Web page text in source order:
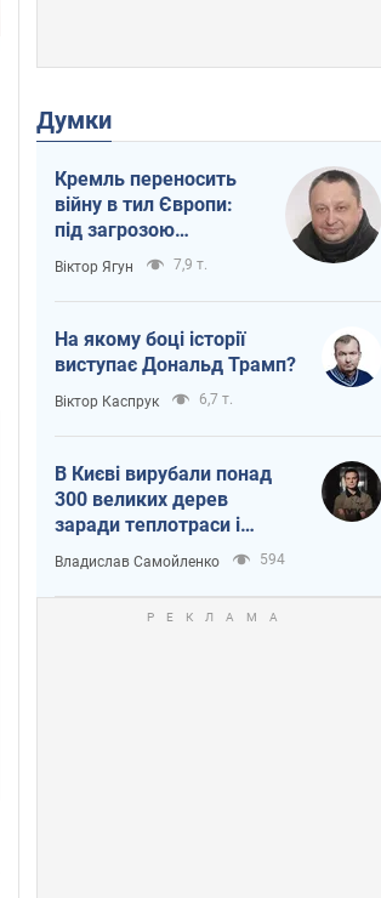
Думки
Кремль переносить
війну в тил Європи:
під загрозою
критична логістика
Віктор Ягун 7,9 т.
На якому боці історії
виступає Дональд Трамп?
Віктор Каспрук 6,7 т.
В Києві вирубали понад
300 великих дерев
заради теплотраси і
всупереч Генплану
Владислав Самойленко 594